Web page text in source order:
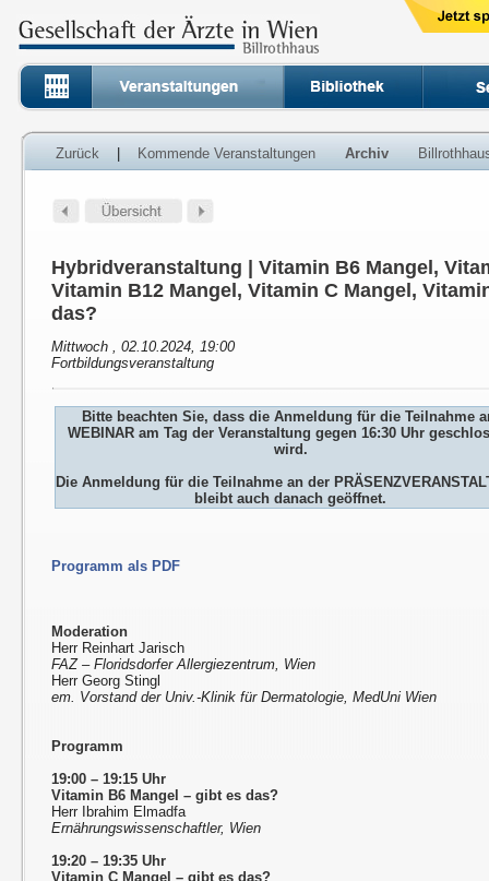
Zurück Kommende Veranstaltungen Archiv
Hybridveranstaltung | Vitamin B6 Mangel,
Vitamin B12 Mangel, Vitamin C Mangel,
das?
Mittwoch , 02.10.2024, 19:00
Fortbildungsveranstaltung
Bitte beachten Sie, dass die Anmeldung für die Teilnahme
WEBINAR am Tag der Veranstaltung gegen 16:30 Uhr
wird.
Die Anmeldung für die Teilnahme an der
bleibt auch danach geöffnet.
Programm als PDF
Moderation
Herr Reinhart Jarisch
FAZ – Floridsdorfer Allergiezentrum, Wien
Herr Georg Stingl
em. Vorstand der Univ.-Klinik für Dermatologie, MedUni Wien
Programm
19:00 – 19:15 Uhr
Vitamin B6 Mangel – gibt es das?
Herr Ibrahim Elmadfa
Ernährungswissenschaftler, Wien
19:20 – 19:35 Uhr
Vitamin C Mangel – gibt es das?